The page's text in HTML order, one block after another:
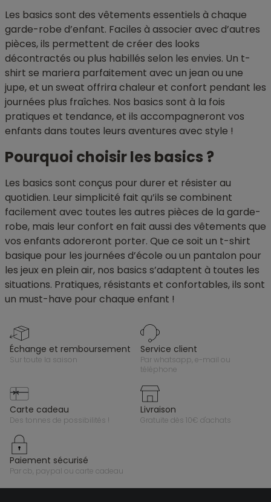
Les basics sont des vêtements essentiels à chaque
garde-robe d’enfant. Faciles à associer avec d’autres
pièces, ils permettent de créer des looks
décontractés ou plus habillés selon les envies. Un t-
shirt se mariera parfaitement avec un jean ou une
jupe, et un sweat offrira chaleur et confort pendant les
journées plus fraîches. Nos basics sont à la fois
pratiques et tendance, et ils accompagneront vos
enfants dans toutes leurs aventures avec style !
Pourquoi choisir les basics ?
Les basics sont conçus pour durer et résister au
quotidien. Leur simplicité fait qu’ils se combinent
facilement avec toutes les autres pièces de la garde-
robe, mais leur confort en fait aussi des vêtements que
vos enfants adoreront porter. Que ce soit un t-shirt
basique pour les journées d’école ou un pantalon pour
les jeux en plein air, nos basics s’adaptent à toutes les
situations. Pratiques, résistants et confortables, ils sont
un must-have pour chaque enfant !
échange et remboursement
sur toute la saison
service client
par whatsapp, e-mail ou
téléphone
carte cadeau
des tonnes de possibilités !
livraison
gratuite dès 10€ d'achats
paiement sécurisé
par cb, paypal ou carte cadeau